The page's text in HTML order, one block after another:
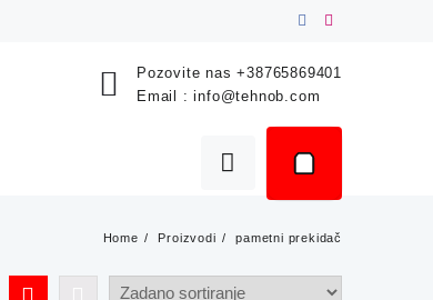
Pozovite nas +38765869401
Email :info@tehnob.com
Home Proizvodi pametni prekidač